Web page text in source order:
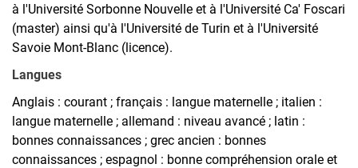
à l'Université Sorbonne Nouvelle et à l'Université Ca' Foscari
(master) ainsi qu'à l'Université de Turin et à l'Université
Savoie Mont-Blanc (licence).
Langues
Anglais : courant ; français : langue maternelle ; italien :
langue maternelle ; allemand : niveau avancé ; latin :
bonnes connaissances ; grec ancien : bonnes
connaissances ; espagnol : bonne compréhension orale et